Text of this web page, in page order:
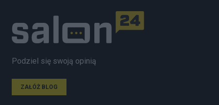
Podziel się swoją opinią
ZAŁÓŻ BLOG